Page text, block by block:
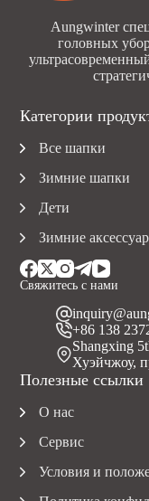
Aungwinter
головных
Свяжитесь с нами
+86 138
Shangxing
Хуэйчжоу,
Полезные ссылки
О нас
Сервис
Условия и
Категории
Все шапки
Зимние шапки
Дети
Зимние